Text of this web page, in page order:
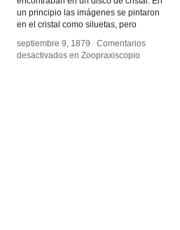
un principio las imágenes se pintaron
en el cristal como siluetas, pero
septiembre 9, 1879 / Comentarios
desactivados en Zoopraxiscopio
septiembre 9, 1879 / Comentarios
desactivados en Zoopraxiscopio